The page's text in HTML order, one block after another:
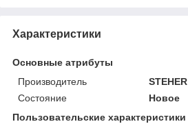
Характеристики
Основные атрибуты
Производитель
STEHER
Состояние
Новое
Пользовательские характеристики